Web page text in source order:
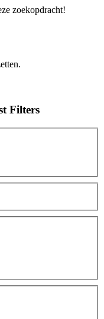
zoekopdracht!
Filters